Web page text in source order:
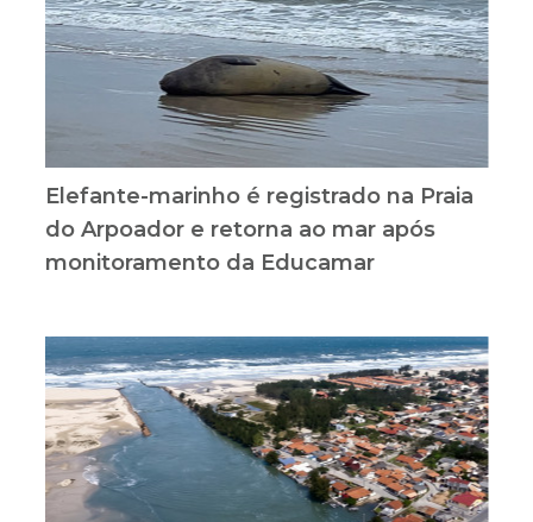
Elefante-marinho é registrado na Praia
do Arpoador e retorna ao mar após
monitoramento da Educamar